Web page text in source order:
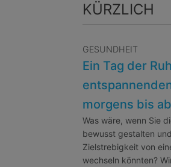
KÜRZLICH
GESUNDHEIT
Ein Tag der
morgens bis
Was wäre, wenn Sie
bewusst gestalten
Zielstrebigkeit von
wechseln könnten?